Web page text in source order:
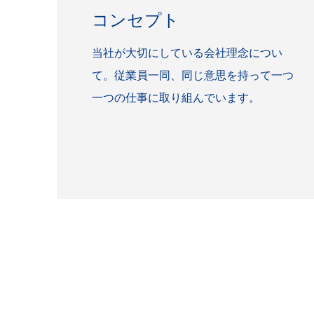
コンセプト
当社が大切にしている会社理念につい
て。従業員一同、同じ意思を持って一つ
一つの仕事に取り組んでいます。